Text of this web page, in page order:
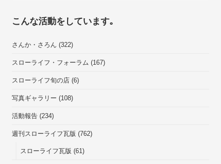
こんな活動をしています｡
さんか・さろん (322)
スローライフ・フォーラム (167)
スローライフ旬の店 (6)
写真ギャラリー (108)
活動報告 (234)
週刊スローライフ瓦版 (762)
スローライフ瓦版 (61)